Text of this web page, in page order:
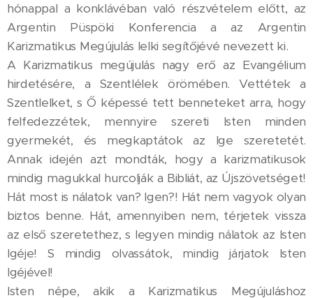
hónappal a konklávéban való részvételem előtt, az
Argentin Püspöki Konferencia a az Argentin
Karizmatikus Megújulás lelki segítőjévé nevezett ki.
A Karizmatikus megújulás nagy erő az Evangélium
hirdetésére, a Szentlélek örömében. Vettétek a
Szentlelket, s Ő képessé tett benneteket arra, hogy
felfedezzétek, mennyire szereti Isten minden
gyermekét, és megkaptátok az Ige szeretetét.
Annak idején azt mondták, hogy a karizmatikusok
mindig magukkal hurcolják a Bibliát, az Újszövetséget!
Hát most is nálatok van? Igen?! Hát nem vagyok olyan
biztos benne. Hát, amennyiben nem, térjetek vissza
az első szeretethez, s legyen mindig nálatok az Isten
Igéje! S mindig olvassátok, mindig járjatok Isten
Igéjével!
Isten népe, akik a Karizmatikus Megújuláshoz